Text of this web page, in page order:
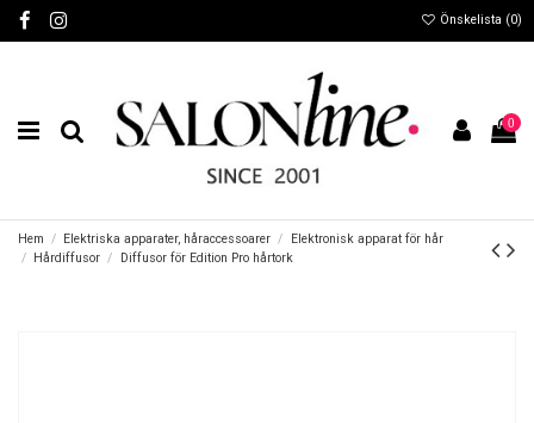
Önskelista (0)
0
Hem Elektriska apparater, håraccessoarer
Elektronisk apparat för hår
Hårdiffusor
Diffusor för Edition Pro hårtork